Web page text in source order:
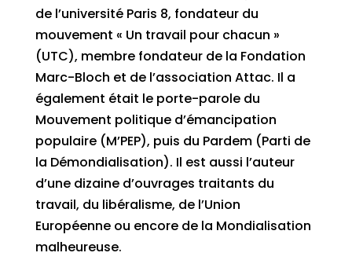
de l’université Paris 8, fondateur du
mouvement « Un travail pour chacun »
(UTC), membre fondateur de la Fondation
Marc-Bloch et de l’association Attac. Il a
également était le porte-parole du
Mouvement politique d’émancipation
populaire (M’PEP), puis du Pardem (Parti de
la Démondialisation). Il est aussi l’auteur
d’une dizaine d’ouvrages traitants du
travail, du libéralisme, de l’Union
Européenne ou encore de la Mondialisation
malheureuse.